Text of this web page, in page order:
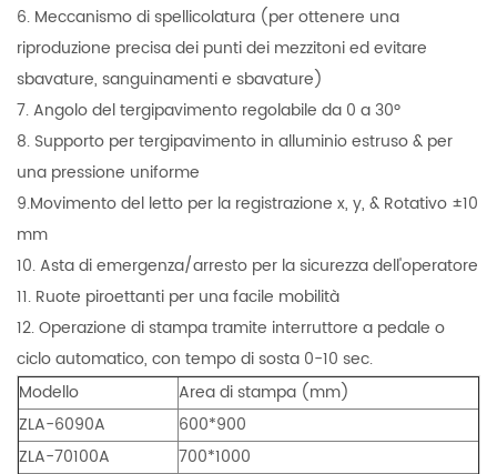
6. Meccanismo di spellicolatura (per ottenere una
riproduzione precisa dei punti dei mezzitoni ed evitare
sbavature, sanguinamenti e sbavature)
7. Angolo del tergipavimento regolabile da 0 a 30º
8. Supporto per tergipavimento in alluminio estruso & per
una pressione uniforme
9.Movimento del letto per la registrazione x, y, & Rotativo ±10
mm
10. Asta di emergenza/arresto per la sicurezza dell'operatore
11. Ruote piroettanti per una facile mobilità
12. Operazione di stampa tramite interruttore a pedale o
ciclo automatico, con tempo di sosta 0-10 sec.
Modello
Area di stampa (mm)
ZLA-6090A
600*900
ZLA-70100A
700*1000